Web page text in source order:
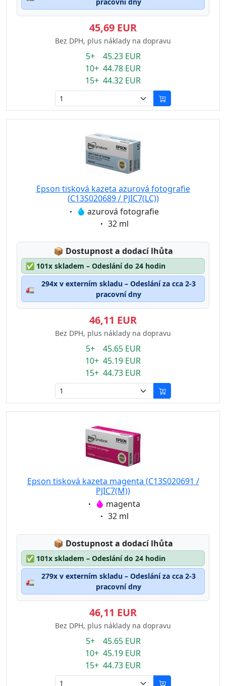
45,69 EUR
Bez DPH, plus náklady na dopravu
5+ 45.23 EUR
10+ 44.78 EUR
15+ 44.32 EUR
Epson tisková kazeta azurová fotografie
(C13S020689 / PJIC7(LC))
Eigenschaft:
azurová fotografie
Eigenschaft:
32 ml
📦 Lagerstatus:
Dostupnost a dodací lhůta
✅ 101x skladem – Odeslání do 24 hodin
🚛
294x v externím skladu – Odeslání za cca 2-3
pracovní dny
46,11 EUR
Bez DPH, plus náklady na dopravu
5+ 45.65 EUR
10+ 45.19 EUR
15+ 44.73 EUR
Epson tisková kazeta magenta (C13S020691 /
PJIC7(M))
Eigenschaft:
magenta
Eigenschaft:
32 ml
📦 Lagerstatus:
Dostupnost a dodací lhůta
✅ 101x skladem – Odeslání do 24 hodin
🚛
279x v externím skladu – Odeslání za cca 2-3
pracovní dny
46,11 EUR
Bez DPH, plus náklady na dopravu
5+ 45.65 EUR
10+ 45.19 EUR
15+ 44.73 EUR